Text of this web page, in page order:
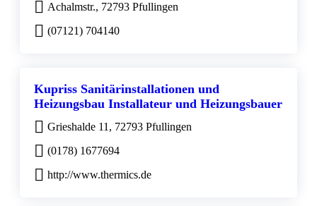
Achalmstr., 72793 Pfullingen
(07121) 704140
Kupriss Sanitärinstallationen und
Heizungsbau Installateur und Heizungsbauer
Grieshalde 11, 72793 Pfullingen
(0178) 1677694
http://www.thermics.de